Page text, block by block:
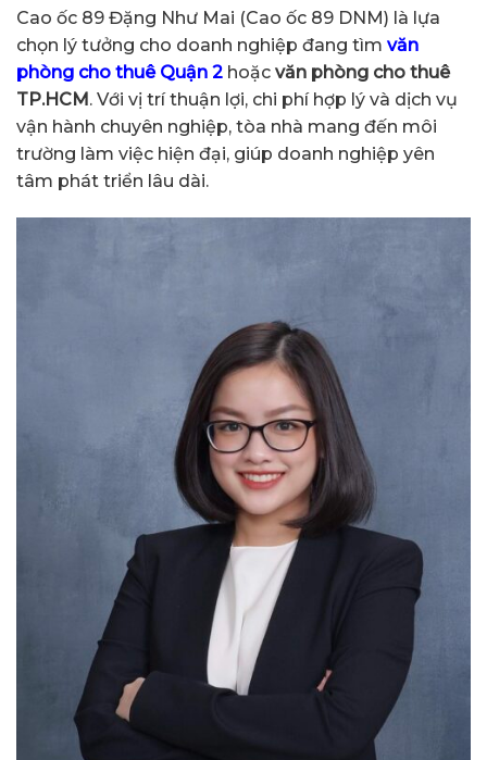
Cao ốc 89 Đặng Như Mai (Cao ốc 89 DNM) là lựa
chọn lý tưởng cho doanh nghiệp đang tìm văn
phòng cho thuê Quận 2 hoặc văn phòng cho thuê
TP.HCM. Với vị trí thuận lợi, chi phí hợp lý và dịch vụ
vận hành chuyên nghiệp, tòa nhà mang đến môi
trường làm việc hiện đại, giúp doanh nghiệp yên
tâm phát triển lâu dài.